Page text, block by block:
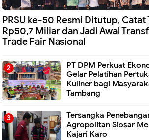
PRSU ke-50 Resmi Ditutup, Catat
Rp50,7 Miliar dan Jadi Awal
Trade Fair Nasional
PT DPM Perkuat
Gelar Pelatihan
Kuliner bagi
Tambang
Tersangka
Agropolitan Siosar
Kajari Karo